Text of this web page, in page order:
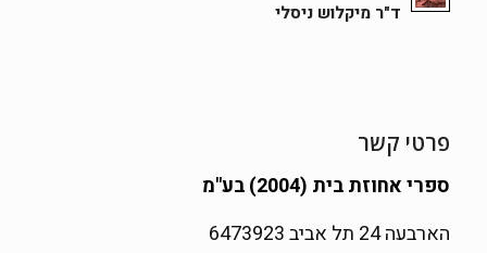
ד"ר מיקלוש ניסלי
פרטי קשר
ספרי אחוזת בית (2004) בע"מ
הארבעה 24 תל אביב 6473923